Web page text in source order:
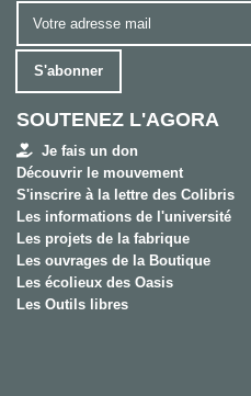
S'abonner
SOUTENEZ L'AGORA
Je fais un don
Découvrir le mouvement
S'inscrire à la lettre des Colibris
Les informations de l'université
Les projets de la fabrique
Les ouvrages de la Boutique
Les écolieux des Oasis
Les Outils libres